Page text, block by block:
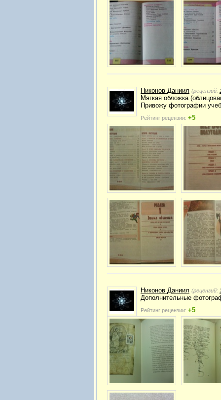
Никонов Даниил (рецензий:
Мягкая обложка
Привожу фотографии
Рейтинг рецензии: +5
Никонов Даниил (рецензий:
Дополнительные
Рейтинг рецензии: +5